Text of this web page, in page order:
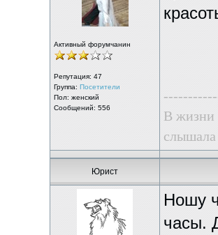
Активный форумчанин
Репутация: 47
Группа: Посетители
Пол: женский
Сообщений: 556
В жизни
Юрист
Ношу
часы.